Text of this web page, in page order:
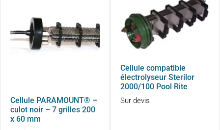
Cellule PARAMOUNT® –
culot noir – 7 grilles 200
x 60 mm
Cellule compatible
électrolyseur Sterilor
2000/100 Pool Rite
Sur devis